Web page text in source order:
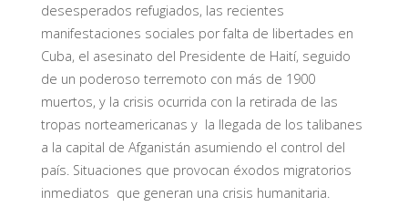
desesperados refugiados, las recientes
manifestaciones sociales por falta de libertades en
Cuba, el asesinato del Presidente de Haití, seguido
de un poderoso terremoto con más de 1900
muertos, y la crisis ocurrida con la retirada de las
tropas norteamericanas y la llegada de los talibanes
a la capital de Afganistán asumiendo el control del
país. Situaciones que provocan éxodos migratorios
inmediatos que generan una crisis humanitaria.